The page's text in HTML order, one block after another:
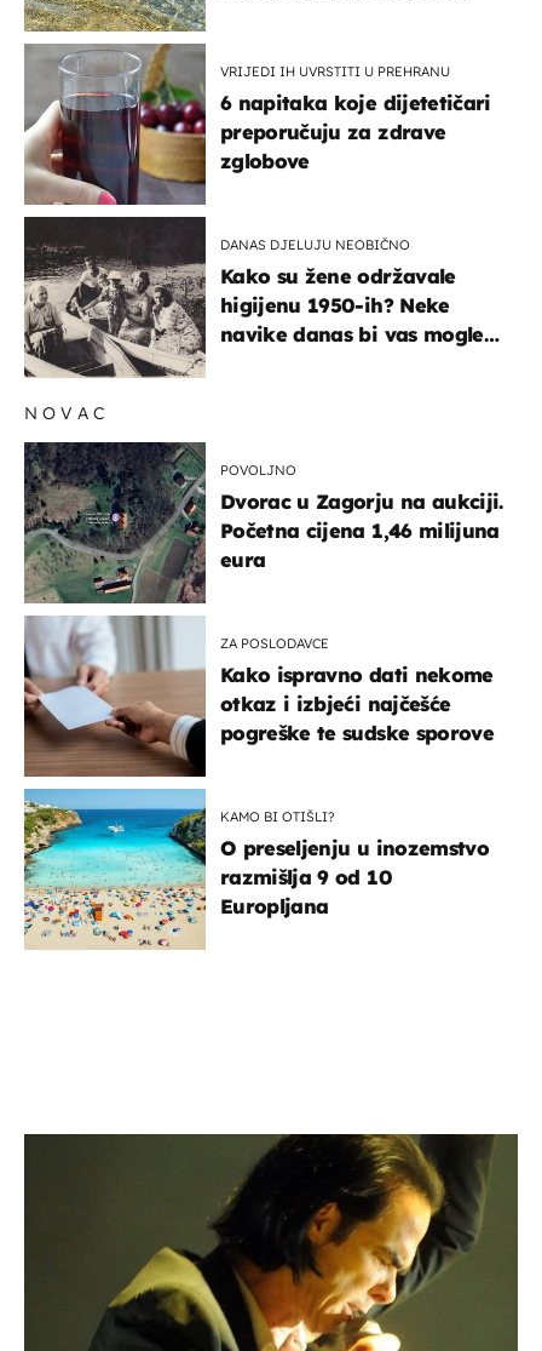
VRIJEDI IH UVRSTITI U PREHRANU
6 napitaka koje dijetetičari
preporučuju za zdrave
zglobove
DANAS DJELUJU NEOBIČNO
Kako su žene održavale
higijenu 1950-ih? Neke
navike danas bi vas mogle
NOVAC
POVOLJNO
Dvorac u Zagorju na aukciji.
Početna cijena 1,46 milijuna
eura
ZA POSLODAVCE
Kako ispravno dati nekome
otkaz i izbjeći najčešće
pogreške te sudske sporove
KAMO BI OTIŠLI?
O preseljenju u inozemstvo
razmišlja 9 od 10
Europljana